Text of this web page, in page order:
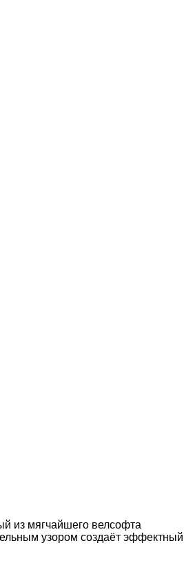
из мягчайшего велсофта
узором создаёт эффектный